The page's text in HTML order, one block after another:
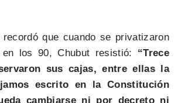
recordó que cuando se privatizaron
los 90, Chubut resistió: “Trece
sus cajas, entre ellas la
escrito en la Constitución
cambiarse ni por decreto ni